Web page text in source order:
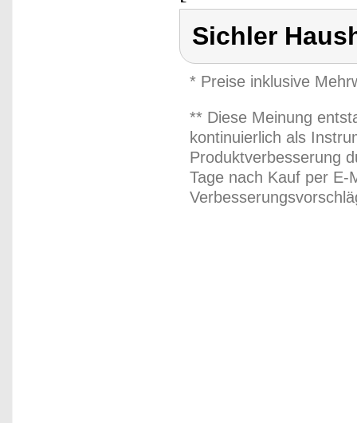
Sichler
* Preise inklusive
** Diese Meinung
kontinuierlich als
Produktverbesserung
Tage nach Kauf per E-